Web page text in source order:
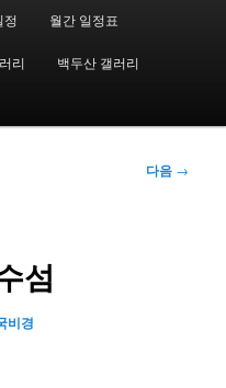
정 월간 일정표
리 백두산 갤러리
다음 →
섬
비경